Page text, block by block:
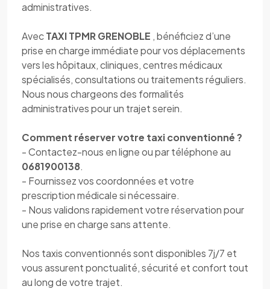
administratives.
AvecTAXI TPMR GRENOBLE , bénéficiez d’une
prise en charge immédiate pour vos déplacements
vers les hôpitaux, cliniques, centres médicaux
spécialisés, consultations ou traitements réguliers.
Nous nous chargeons des formalités
administratives pour un trajet serein.
Comment réserver votre taxi conventionné ?
- Contactez-nous en ligne ou par téléphone au
0681900138.
- Fournissez vos coordonnées et votre
prescription médicale si nécessaire.
- Nous validons rapidement votre réservation pour
une prise en charge sans attente.
Nos taxis conventionnés sont disponibles 7j/7 et
vous assurent ponctualité, sécurité et confort tout
au long de votre trajet.